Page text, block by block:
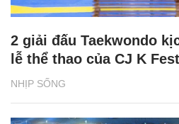
NHỊP SỐNG
2 giải đấu Taekwondo
lễ thể thao của CJ K